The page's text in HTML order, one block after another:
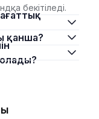
бекітіледі.
қанша?